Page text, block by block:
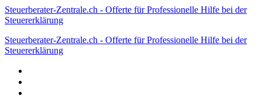
Steuerberater-Zentrale.ch - Offerte für Professionelle Hilfe bei der
Steuererklärung
Steuerberater-Zentrale.ch - Offerte für Professionelle Hilfe bei der
Steuererklärung